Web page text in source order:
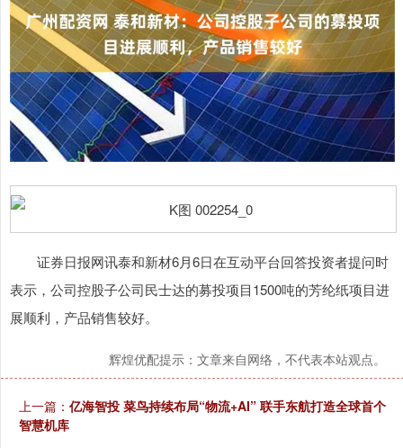
证券日报网讯泰和新材6月6日在互动平台回答投资者提问时
表示，公司控股子公司民士达的募投项目1500吨的芳纶纸项目进
展顺利，产品销售较好。
辉煌优配提示：文章来自网络，不代表本站观点。
上一篇： 亿海智投 菜鸟持续布局“物流+AI” 联手东航打造全球首个
智慧机库